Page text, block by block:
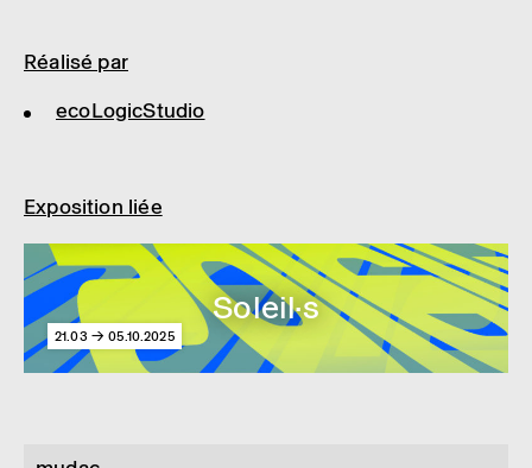
Réalisé par
ecoLogicStudio
Exposition liée
Soleil·s
21.03 → 05.10.2025